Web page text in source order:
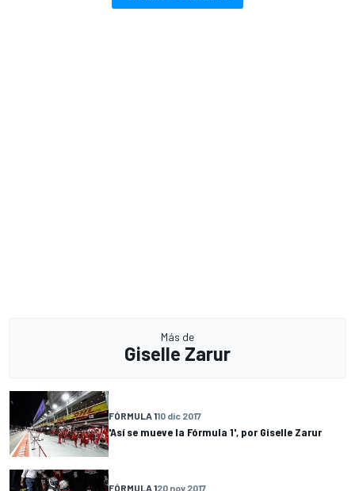
Más de
Giselle Zarur
FÓRMULA 110 dic 2017
'Así se mueve la Fórmula 1', por Giselle Zarur
FÓRMULA 120 nov 2017